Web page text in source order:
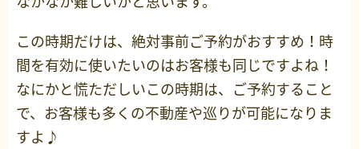
この時期だけは、絶対事前ご予約がおすすめ！時
間を有効に使いたいのはお客様も同じですよね！
なにかと慌ただしいこの時期は、ご予約すること
で、お客様も多くの不動産や巡りが可能になりま
すよ♪